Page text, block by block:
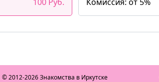
© 2012-2026 Знакомства в Иркутске